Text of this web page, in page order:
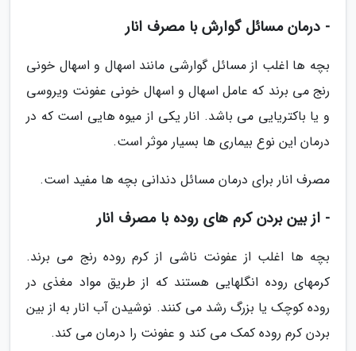
- درمان مسائل گوارش با مصرف انار
بچه ها اغلب از مسائل گوارشی مانند اسهال و اسهال خونی
رنج می برند که عامل اسهال و اسهال خونی عفونت ویروسی
و یا باکتریایی می باشد. انار یکی از میوه هایی است که در
درمان این نوع بیماری ها بسیار موثر است.
مصرف انار برای درمان مسائل دندانی بچه ها مفید است.
- از بین بردن کرم های روده با مصرف انار
بچه ها اغلب از عفونت ناشی از کرم روده رنج می برند.
کرمهای روده انگلهایی هستند که از طریق مواد مغذی در
روده کوچک یا بزرگ رشد می کنند. نوشیدن آب انار به از بین
بردن کرم روده کمک می کند و عفونت را درمان می کند.